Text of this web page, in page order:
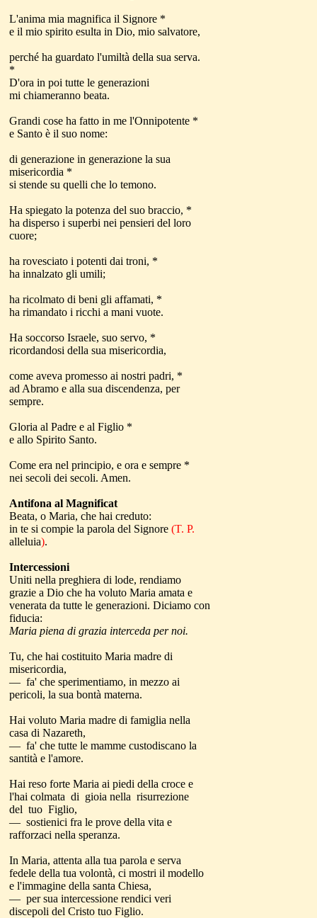
L'anima mia magnifica il Signore *
e il mio spirito esulta in Dio, mio salvatore,
perché ha guardato l'umiltà della sua serva.
*
D'ora in poi tutte le generazioni
mi chiameranno beata.
Grandi cose ha fatto in me l'Onnipotente *
e Santo è il suo nome:
di generazione in generazione la sua
misericordia *
si stende su quelli che lo temono.
Ha spiegato la potenza del suo braccio, *
ha disperso i superbi nei pensieri del loro
cuore;
ha rovesciato i potenti dai troni, *
ha innalzato gli umili;
ha ricolmato di beni gli affamati, *
ha rimandato i ricchi a mani vuote.
Ha soccorso Israele, suo servo, *
ricordandosi della sua misericordia,
come aveva promesso ai nostri padri, *
ad Abramo e alla sua discendenza, per
sempre.
Gloria al Padre e al Figlio *
e allo Spirito Santo.
Come era nel principio, e ora e sempre *
nei secoli dei secoli. Amen.
Antifona al Magnificat
Beata, o Maria, che hai creduto:
in te si compie la parola del Signore (T. P.
alleluia).
Intercessioni
Uniti nella preghiera di lode, rendiamo
grazie a Dio che ha voluto Maria amata e
venerata da tutte le generazioni. Diciamo con
fiducia:
Maria piena di grazia interceda per noi.
Tu, che hai costituito Maria madre di
misericordia,
— fa' che sperimentiamo, in mezzo ai
pericoli, la sua bontà materna.
Hai voluto Maria madre di famiglia nella
casa di Nazareth,
— fa' che tutte le mamme custodiscano la
santità e l'amore.
Hai reso forte Maria ai piedi della croce e
l'hai colmata di gioia nella risurrezione
del tuo Figlio,
— sostienici fra le prove della vita e
rafforzaci nella speranza.
In Maria, attenta alla tua parola e serva
fedele della tua volontà, ci mostri il modello
e l'immagine della santa Chiesa,
— per sua intercessione rendici veri
discepoli del Cristo tuo Figlio.